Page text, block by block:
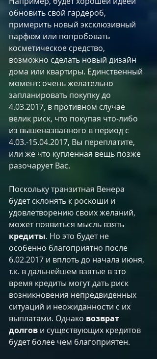
обновить свой гардероб,
примерить новый эксклюзивный
парфюм или попробовать
косметическое средство,
возможно сделать новый дизайн
дома или квартиры. Единственный
момент: очень желательно
запланировать покупку до
4.03.2017, в противном случае
велик риск, что покупая что-либо
из вышеназванного в период с
4.03.-15.04.2017, Вы переплатите,
или же что купленная вещь позже
разочарует Вас.
Поскольку транзитная Венера
будет склонять к роскоши и
удовлетворению своих желаний,
может появиться мысль взять
кредиты. Но это будет не
особенно благоприятно после
6.02.2017 и вплоть до начала июня,
т.к. в дальнейшем взятые в это
время кредиты могут дать риск
возникновения непредвиденных
ситуаций и неожиданности с их
выплатами. Однако возврат
долгов и существующих кредитов
будет более чем благоприятен. ​